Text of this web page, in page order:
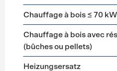
Chauffage à bois ≤ 70 kW
Chauffage à bois avec
(bûches ou pellets)
Heizungsersatz